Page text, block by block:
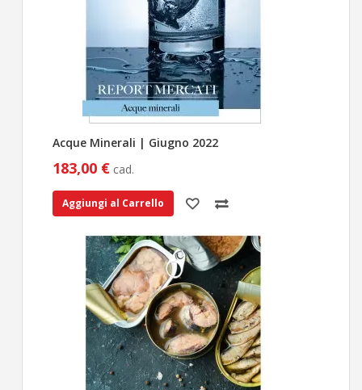
Acque Minerali | Giugno 2022
183,00 € cad.
Aggiungi al Carrello